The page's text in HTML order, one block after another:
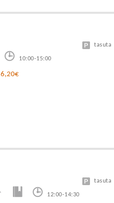
10:00-15:00
tasuta
6,20€
12:00-14:30
tasuta